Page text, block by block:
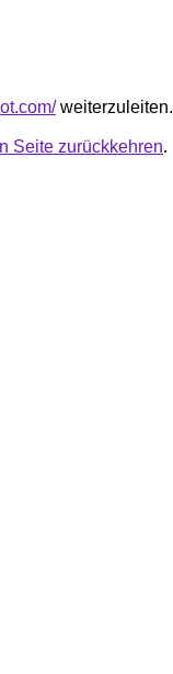
weiterzuleiten.
Seite zurückkehren.